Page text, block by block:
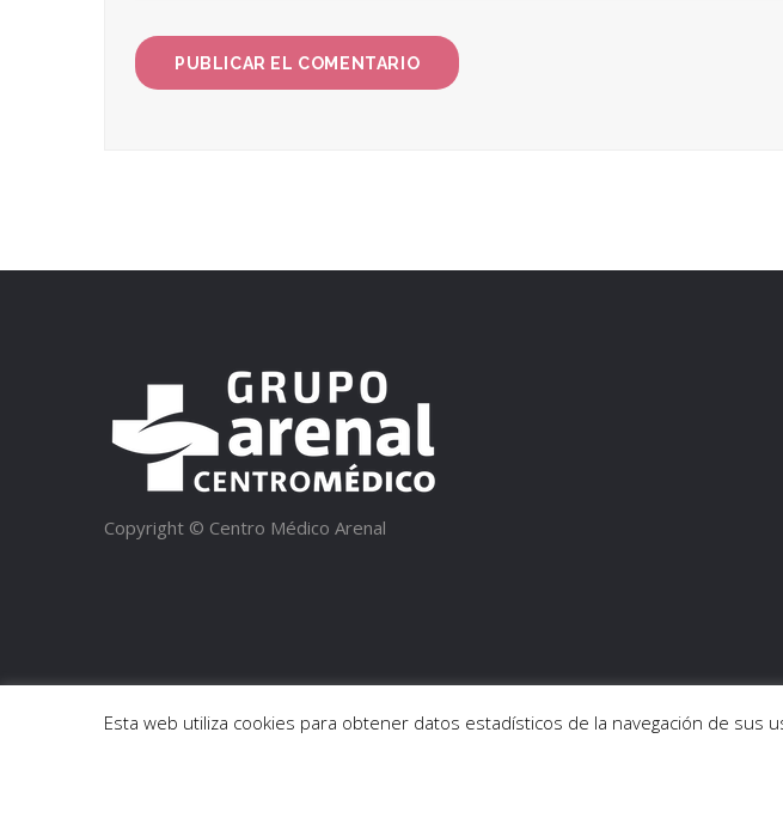
Copyright © Centro Médico Arenal
Esta web utiliza cookies para obtener datos estadísticos de la navegación de sus